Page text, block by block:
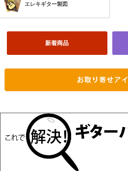
エレキギター製図
新着商品